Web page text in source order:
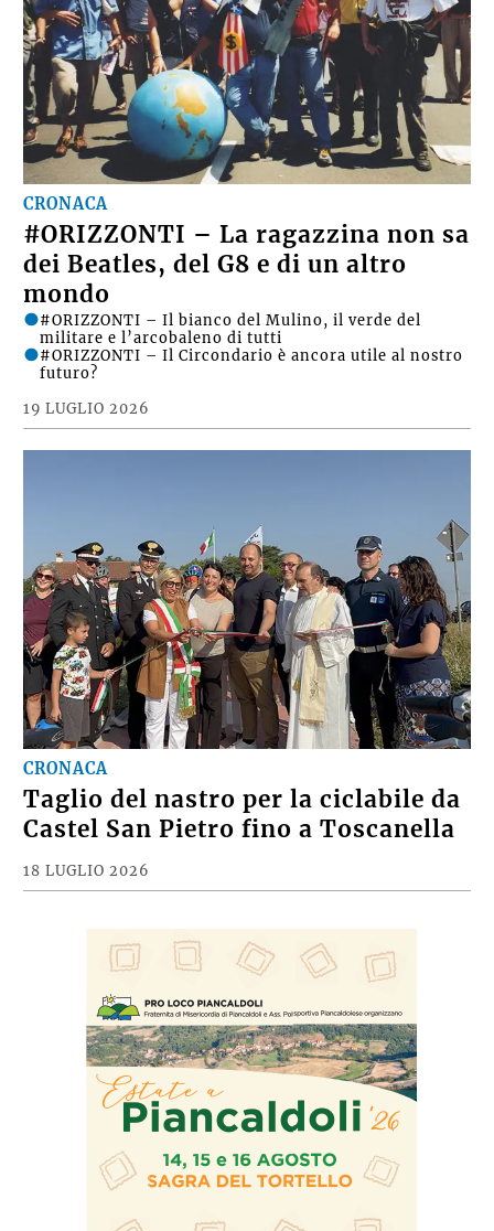
CRONACA
#ORIZZONTI – La ragazzina non sa
dei Beatles, del G8 e di un altro
mondo
19 LUGLIO 2026
#ORIZZONTI – Il bianco del Mulino, il verde del
militare e l’arcobaleno di tutti
#ORIZZONTI – Il Circondario è ancora utile al nostro
futuro?
CRONACA
Taglio del nastro per la ciclabile da
Castel San Pietro fino a Toscanella
18 LUGLIO 2026